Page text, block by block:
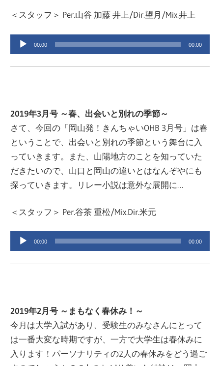
＜スタッフ＞ Per.山谷 加藤 井上/Dir.望月/Mix.井上
声
プ
ヤ
ー
00:00 00:00
2019年3月号 ～春、出会いと別れの季節～
さて、今回の「岡山発！きんちゃいOHB 3月号」は春
ということで、出会いと別れの季節という舞台に入
っていきます。また、山陽地方のことを知っていた
だきたいので、山口と岡山の違いとはなんぞやにも
探っていきます。リレー小説は意外な展開に…
＜スタッフ＞ Per.谷茶 重松/Mix.Dir.米元
声
プ
ヤ
ー
00:00 00:00
2019年2月号 ～まもなく春休み！～
今月は大学入試があり、受験生のみなさんにとって
は一番大変な時期ですが、一方で大学生は春休みに
入ります！パーソナリティの2人の春休みをどう過ご